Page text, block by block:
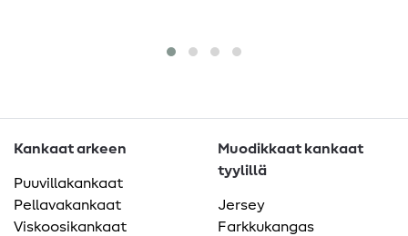
Kankaat arkeen
Puuvillakankaat
Pellavakankaat
Viskoosikankaat
Muodikkaat kankaat
tyylillä
Jersey
Farkkukangas